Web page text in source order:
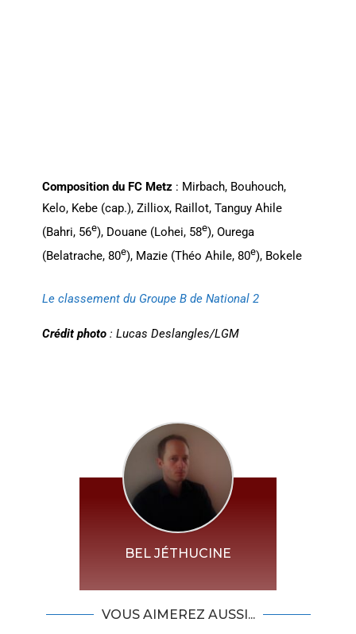
Composition du FC Metz: Mirbach, Bouhouch,
Kelo, Kebe (cap.), Zilliox, Raillot, Tanguy Ahile
(Bahri, 56e), Douane (Lohei, 58e), Ourega
(Belatrache, 80e), Mazie (Théo Ahile, 80e), Bokele
Le classement du Groupe B de National 2
Crédit photo: Lucas Deslangles/LGM
BEL JÉTHUCINE
VOUS AIMEREZ AUSSI...